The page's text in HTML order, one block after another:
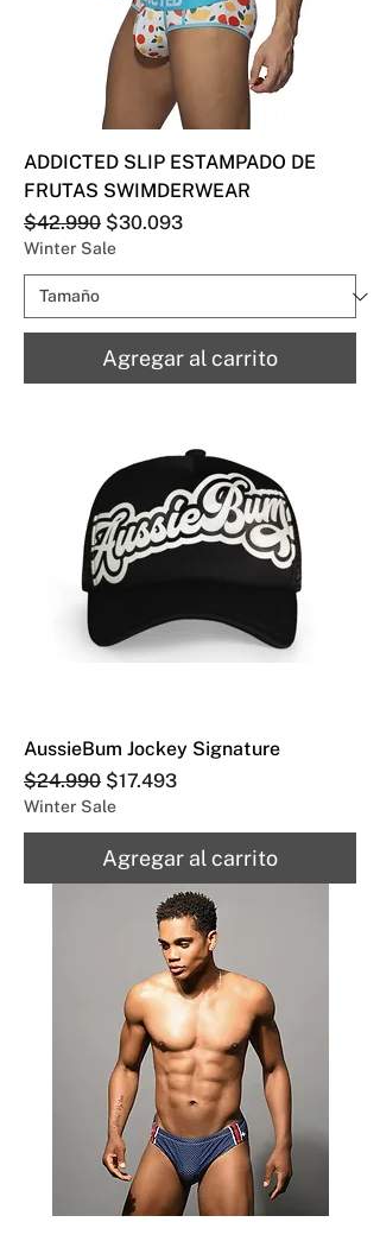
ADDICTED SLIP ESTAMPADO DE
FRUTAS SWIMDERWEAR
Precio
$42.990 Precio de oferta
$30.093
Winter Sale
Agregar al carrito
AussieBum Jockey Signature
Precio
$24.990 Precio de oferta
$17.493
Winter Sale
Agregar al carrito